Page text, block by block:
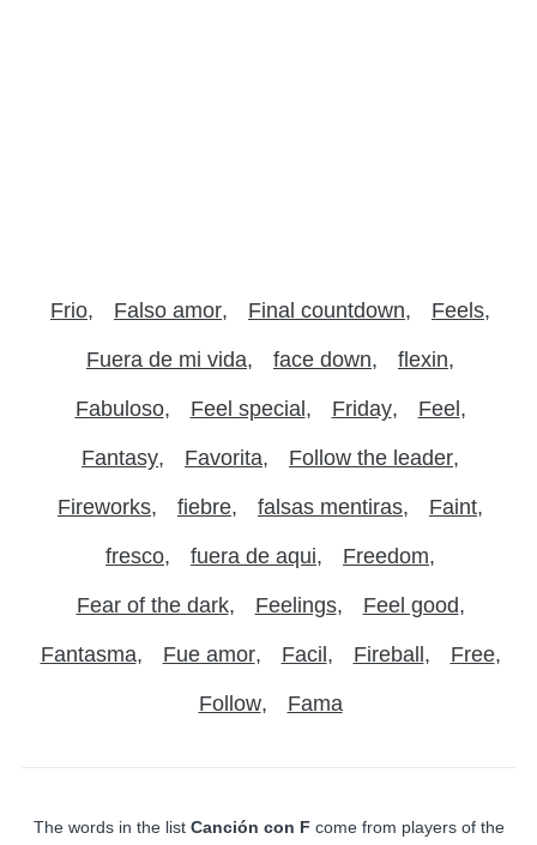
Frio Falso amor Final countdown Feels
Fuera de mi vida face down flexin
Fabuloso Feel special Friday Feel
Fantasy Favorita Follow the leader
Fireworks fiebre falsas mentiras Faint
fresco fuera de aqui Freedom
Fear of the dark Feelings Feel good
Fantasma Fue amor Facil Fireball Free
Follow Fama
The words in the list Canción con F come from players of the